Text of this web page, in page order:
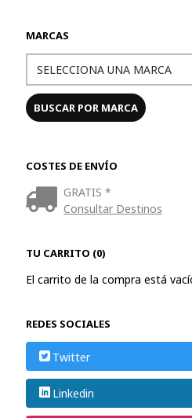
MARCAS
COSTES DE ENVÍO
GRATIS *
Consultar Destinos
TU CARRITO (0)
El carrito de la compra está
REDES SOCIALES
Twitter
Linkedin